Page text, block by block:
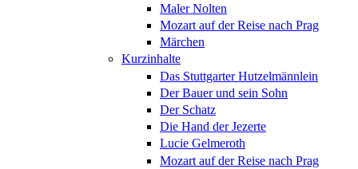
Maler Nolten
Mozart auf der Reise nach Prag
Märchen
Kurzinhalte
Das Stuttgarter Hutzelmännlein
Der Bauer und sein Sohn
Der Schatz
Die Hand der Jezerte
Lucie Gelmeroth
Mozart auf der Reise nach Prag